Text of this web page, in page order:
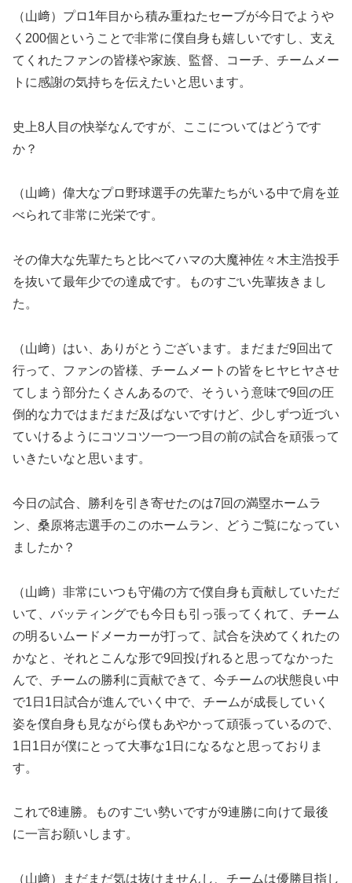
（山﨑）プロ1年目から積み重ねたセーブが今日でようや
く200個ということで非常に僕自身も嬉しいですし、支え
てくれたファンの皆様や家族、監督、コーチ、チームメー
トに感謝の気持ちを伝えたいと思います。
史上8人目の快挙なんですが、ここについてはどうです
か？
（山﨑）偉大なプロ野球選手の先輩たちがいる中で肩を並
べられて非常に光栄です。
その偉大な先輩たちと比べてハマの大魔神佐々木主浩投手
を抜いて最年少での達成です。ものすごい先輩抜きまし
た。
（山﨑）はい、ありがとうございます。まだまだ9回出て
行って、ファンの皆様、チームメートの皆をヒヤヒヤさせ
てしまう部分たくさんあるので、そういう意味で9回の圧
倒的な力ではまだまだ及ばないですけど、少しずつ近づい
ていけるようにコツコツ一つ一つ目の前の試合を頑張って
いきたいなと思います。
今日の試合、勝利を引き寄せたのは7回の満塁ホームラ
ン、桑原将志選手のこのホームラン、どうご覧になってい
ましたか？
（山﨑）非常にいつも守備の方で僕自身も貢献していただ
いて、バッティングでも今日も引っ張ってくれて、チーム
の明るいムードメーカーが打って、試合を決めてくれたの
かなと、それとこんな形で9回投げれると思ってなかった
んで、チームの勝利に貢献できて、今チームの状態良い中
で1日1日試合が進んでいく中で、チームが成長していく
姿を僕自身も見ながら僕もあやかって頑張っているので、
1日1日が僕にとって大事な1日になるなと思っておりま
す。
これで8連勝。ものすごい勢いですが9連勝に向けて最後
に一言お願いします。
（山﨑）まだまだ気は抜けませんし、チームは優勝目指し